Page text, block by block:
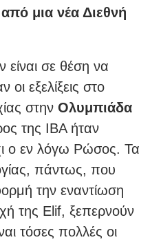
μια νέα Διεθνή
είναι σε θέση να
οι εξελίξεις στο
στην Ολυμπιάδα
της IBA ήταν
ο εν λόγω Ρώσος. Τα
πάντως, που
την εναντίωση
της Elif, ξεπερνούν
τόσες πολλές οι